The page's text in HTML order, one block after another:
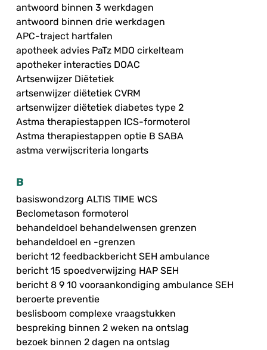
antwoord binnen 3 werkdagen
antwoord binnen drie werkdagen
APC-traject hartfalen
apotheek advies PaTz MDO cirkelteam
apotheker interacties DOAC
Artsenwijzer Diëtetiek
artsenwijzer diëtetiek CVRM
artsenwijzer diëtetiek diabetes type 2
Astma therapiestappen ICS-formoterol
Astma therapiestappen optie B SABA
astma verwijscriteria longarts
B
basiswondzorg ALTIS TIME WCS
Beclometason formoterol
behandeldoel behandelwensen grenzen
behandeldoel en -grenzen
bericht 12 feedbackbericht SEH ambulance
bericht 15 spoedverwijzing HAP SEH
bericht 8 9 10 vooraankondiging ambulance SEH
beroerte preventie
beslisboom complexe vraagstukken
bespreking binnen 2 weken na ontslag
bezoek binnen 2 dagen na ontslag